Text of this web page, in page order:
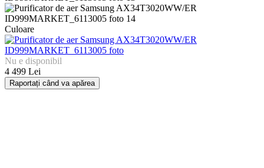
Culoare
Nu e disponibil
4 499 Lei
Raportați când va apărea